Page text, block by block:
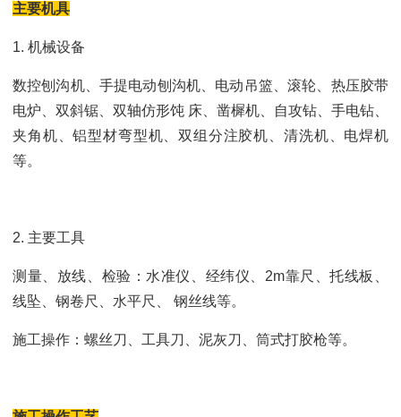
主要机具
1. 机械设备
数控刨沟机、手提电动刨沟机、电动吊篮、滚轮、热压胶带
电炉、双斜锯、双轴仿形饨 床、凿樨机、自攻钻、手电钻、
夹角机、铝型材弯型机、双组分注胶机、清洗机、电焊机
等。
2. 主要工具
测量、放线、检验：水准仪、经纬仪、2m靠尺、托线板、
线坠、钢卷尺、水平尺、 钢丝线等。
施工操作：螺丝刀、工具刀、泥灰刀、筒式打胶枪等。